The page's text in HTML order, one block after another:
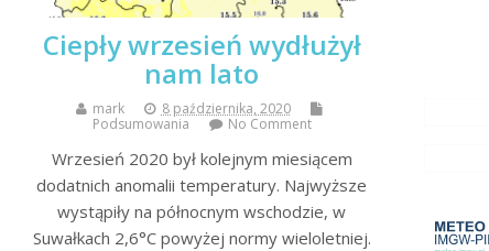
Ciepły wrzesień wydłużył
nam lato
mark
8 października, 2020
Podsumowania
No Comment
Wrzesień 2020 był kolejnym miesiącem
dodatnich anomalii temperatury. Najwyższe
wystąpiły na północnym wschodzie, w
Suwałkach 2,6°C powyżej normy wieloletniej.